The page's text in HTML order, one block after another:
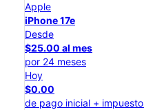
Apple
iPhone 17e
Desde
$25.00 al mes
por 24 meses
Hoy
$0.00
de pago inicial +